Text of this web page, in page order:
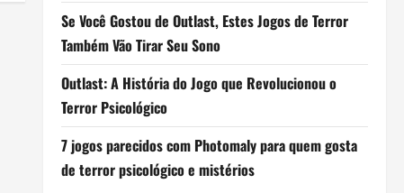
Se Você Gostou de Outlast, Estes Jogos de Terror
Também Vão Tirar Seu Sono
Outlast: A História do Jogo que Revolucionou o
Terror Psicológico
7 jogos parecidos com Photomaly para quem gosta
de terror psicológico e mistérios